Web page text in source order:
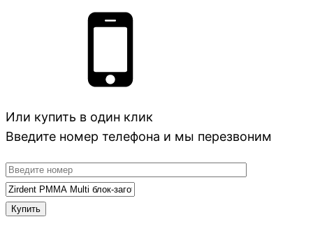
Или купить в один клик
Введите номер телефона и мы перезвоним